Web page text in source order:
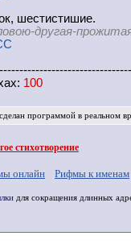
шестистишие.
другая-
: 100
программой в реальном
стихотворение
онлайн Рифмы к именам
для сокращения длинных